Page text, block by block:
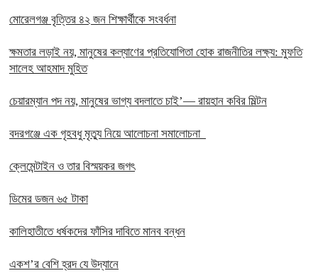
মোরেলগঞ্জ বৃত্তির ৪২ জন শিক্ষার্থীকে সংবর্ধনা
ক্ষমতার লড়াই নয়, মানুষের কল্যাণের প্রতিযোগিতা হোক রাজনীতির লক্ষ্য: মুফতি
সালেহ আহমাদ মুহিত
চেয়ারম্যান পদ নয়, মানুষের ভাগ্য বদলাতে চাই’— রায়হান কবির মিল্টন
বদরগঞ্জে এক গৃহবধু মৃত্যু নিয়ে আলোচনা সমালোচনা
ক্লেমেন্টাইন ও তার বিস্ময়কর জগৎ
ডিমের ডজন ৬৫ টাকা
কালিহাতীতে ধর্ষকদের ফাঁসির দাবিতে মানব বন্ধন
একশ’র বেশি হ্রদ যে উদ্যানে